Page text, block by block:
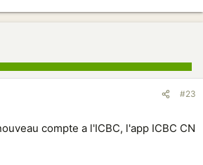
#23
compte a l'ICBC, l'app ICBC CN